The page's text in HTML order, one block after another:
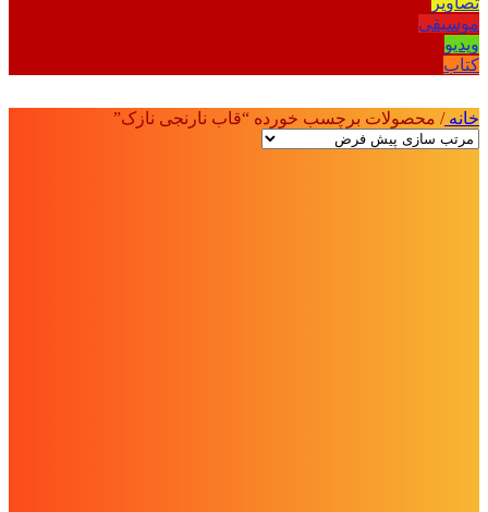
موسیقی
ویدیو
کتاب
خانه/ محصولات برچسب خورده “قاب نارنجی نازک”